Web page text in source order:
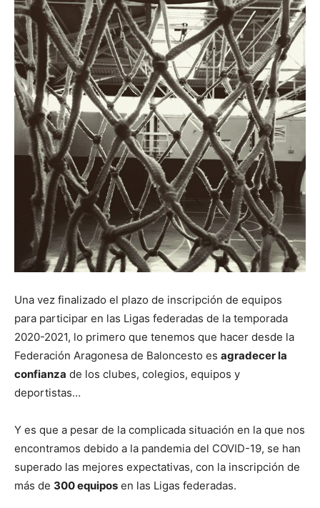
Una vez finalizado el plazo de inscripción de equipos
para participar en las Ligas federadas de la temporada
2020-2021, lo primero que tenemos que hacer desde la
Federación Aragonesa de Baloncesto es agradecer la
confianza de los clubes, colegios, equipos y
deportistas…
Y es que a pesar de la complicada situación en la que nos
encontramos debido a la pandemia del COVID-19, se han
superado las mejores expectativas, con la inscripción de
más de 300 equipos en las Ligas federadas.